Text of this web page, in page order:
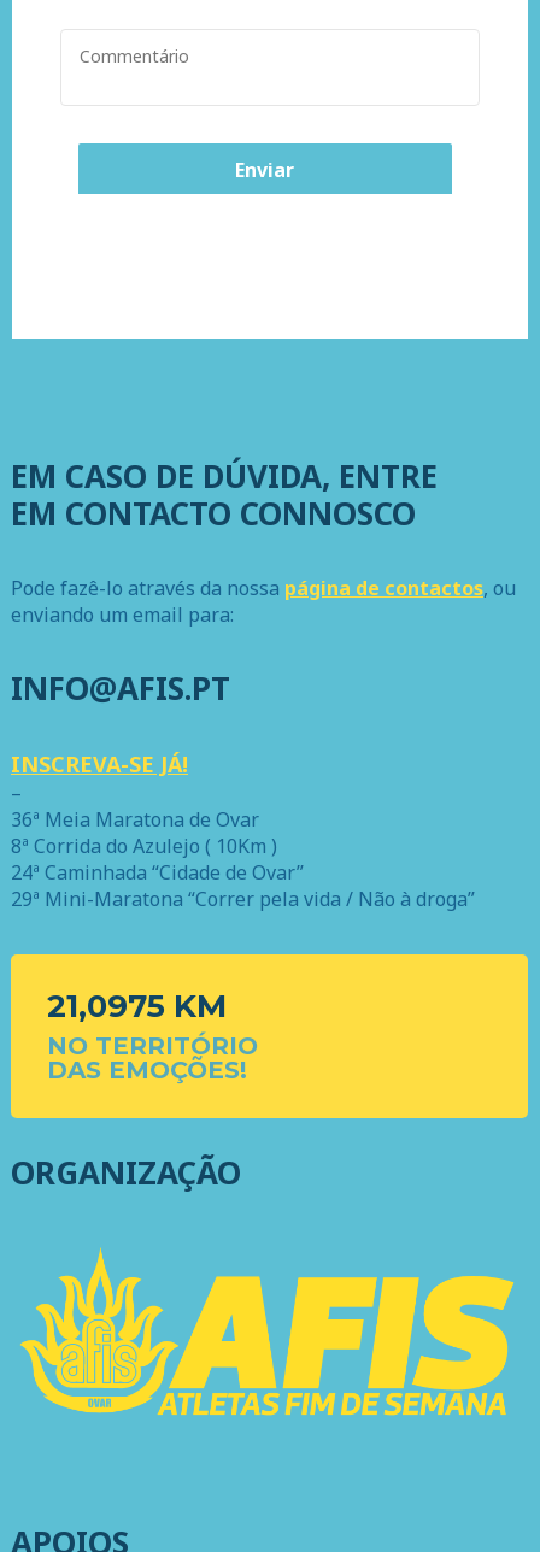
EM CASO DE DÚVIDA, ENTRE
EM CONTACTO CONNOSCO
Pode fazê-lo através da nossa página de contactos, ou
enviando um email para:
INFO@AFIS.PT
INSCREVA-SE JÁ!
–
36ª Meia Maratona de Ovar
8ª Corrida do Azulejo ( 10Km )
24ª Caminhada “Cidade de Ovar”
29ª Mini-Maratona “Correr pela vida / Não à droga”
21,0975 KM
NO TERRITÓRIO
DAS EMOÇÕES!
ORGANIZAÇÃO
APOIOS